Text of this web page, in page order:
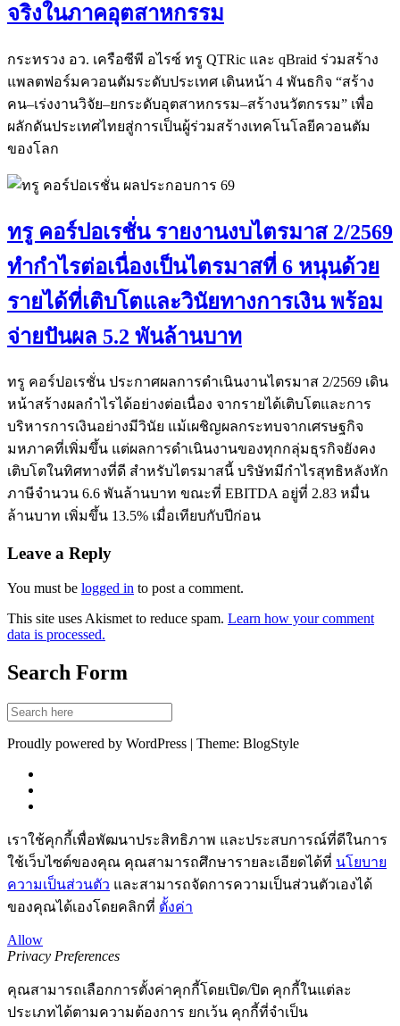
จริงในภาคอุตสาหกรรม
กระทรวง อว. เครือซีพี อไรซ์ ทรู QTRic และ qBraid ร่วมสร้าง
แพลตฟอร์มควอนตัมระดับประเทศ เดินหน้า 4 พันธกิจ “สร้าง
คน–เร่งงานวิจัย–ยกระดับอุตสาหกรรม–สร้างนวัตกรรม” เพื่อ
ผลักดันประเทศไทยสู่การเป็นผู้ร่วมสร้างเทคโนโลยีควอนตัม
ของโลก
ทรู คอร์ปอเรชั่น รายงานงบไตรมาส 2/2569
ทำกำไรต่อเนื่องเป็นไตรมาสที่ 6 หนุนด้วย
รายได้ที่เติบโตและวินัยทางการเงิน พร้อม
จ่ายปันผล 5.2 พันล้านบาท
ทรู คอร์ปอเรชั่น ประกาศผลการดำเนินงานไตรมาส 2/2569 เดิน
หน้าสร้างผลกำไรได้อย่างต่อเนื่อง จากรายได้เติบโตและการ
บริหารการเงินอย่างมีวินัย แม้เผชิญผลกระทบจากเศรษฐกิจ
มหภาคที่เพิ่มขึ้น แต่ผลการดำเนินงานของทุกกลุ่มธุรกิจยังคง
เติบโตในทิศทางที่ดี สำหรับไตรมาสนี้ บริษัทมีกำไรสุทธิหลังหัก
ภาษีจำนวน 6.6 พันล้านบาท ขณะที่ EBITDA อยู่ที่ 2.83 หมื่น
ล้านบาท เพิ่มขึ้น 13.5% เมื่อเทียบกับปีก่อน
Leave a Reply
You must be logged in to post a comment.
This site uses Akismet to reduce spam. Learn how your comment
data is processed.
Search Form
Proudly powered by WordPress | Theme: BlogStyle
เราใช้คุกกี้เพื่อพัฒนาประสิทธิภาพ และประสบการณ์ที่ดีในการ
ใช้เว็บไซต์ของคุณ คุณสามารถศึกษารายละเอียดได้ที่ นโยบาย
ความเป็นส่วนตัว และสามารถจัดการความเป็นส่วนตัวเองได้
ของคุณได้เองโดยคลิกที่ ตั้งค่า
Allow
Privacy Preferences
คุณสามารถเลือกการตั้งค่าคุกกี้โดยเปิด/ปิด คุกกี้ในแต่ละ
ประเภทได้ตามความต้องการ ยกเว้น คุกกี้ที่จำเป็น